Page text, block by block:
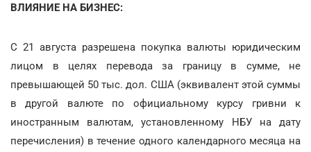
ВЛИЯНИЕ НА БИЗНЕС:
С 21 августа разрешена покупка валюты юридическим
лицом в целях перевода за границу в сумме, не
превышающей 50 тыс. дол. США (эквивалент этой суммы
в другой валюте по официальному курсу гривни к
иностранным валютам, установленному НБУ на дату
перечисления) в течение одного календарного месяца на